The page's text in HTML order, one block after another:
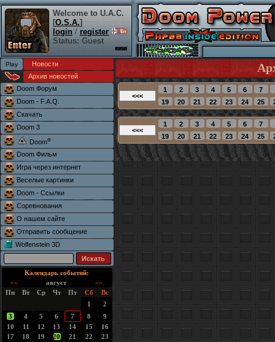
Welcome to U.A.C.
[O.S.A.]
login / register
Status: Guest
Новости
Архив новостей
Doom Форум
Doom - F.A.Q.
Скачать
Doom 3
Doom®
Doom Фильм
Игра через интернет
Веселые картинки
Doom - Ссылки
Соревнования
О нашем сайте
Отправить сообщение
Wolfenstein 3D
Календарь событий:
««
август
»»
Пн
Вт Ср Чт Пт Сб
Вс
1
2
3
4 5 6 7 8
9
10
11 12 13 14 15
16
17
18 19 20 21 22
23